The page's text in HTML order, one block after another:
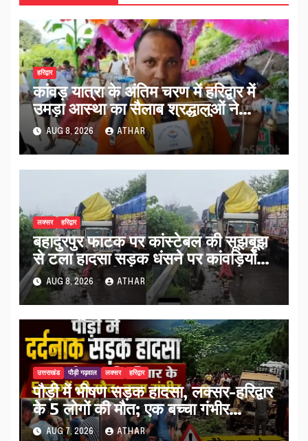
हरिद्वार
कांवड़ यात्रा के अंतिम चरण में हरिद्वार में
उमड़ा आस्था का सैलाब श्रद्धालुओं ने
व्यवस्थाओं को सराहा…
AUG 8, 2026 ATHAR
लक्सर हरिद्वार
बहादुरपुर फाटक पर कांस्टेबल की सूझबूझ
से टला हादसा सड़क धंसने पर कांवड़ियों
को किया अलर्ट…
AUG 8, 2026 ATHAR
उत्तराखंड पौड़ी गढ़वाल लक्सर हरिद्वार
पौड़ी में भीषण सड़क हादसा, लक्सर-हरिद्वार
के 5 लोगों की मौत; एक बच्चा गंभीर
घायल…
AUG 7, 2026 ATHAR